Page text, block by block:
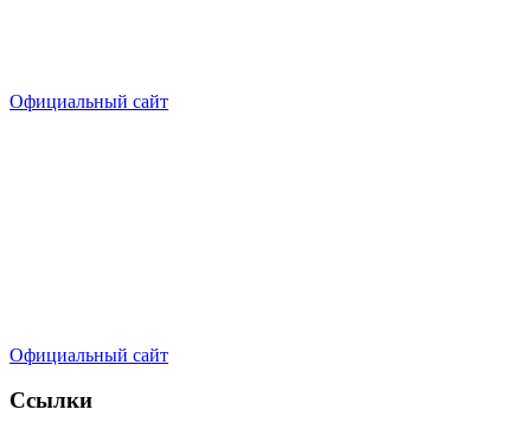
Официальный сайт
Официальный сайт
Ссылки